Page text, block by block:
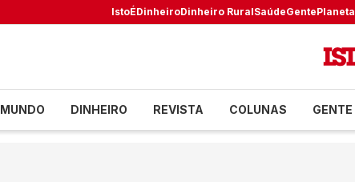
IstoÉDinheiroDinheiro RuralSaúdeGentePlaneta
MUNDO DINHEIRO REVISTA COLUNAS GENTE